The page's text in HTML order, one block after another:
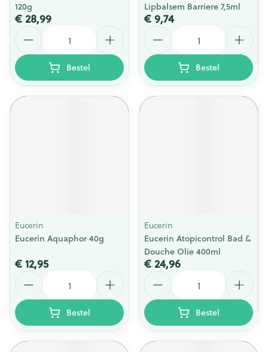
120g
€ 28,99
Bestel
Lipbalsem Barriere 7,5ml
€ 9,74
Aantal
Bestel
Eucerin
Eucerin Aquaphor 40g
€ 12,95
Bestel
Eucerin
Eucerin Atopicontrol Bad &
Douche Olie 400ml
€ 24,96
Bestel